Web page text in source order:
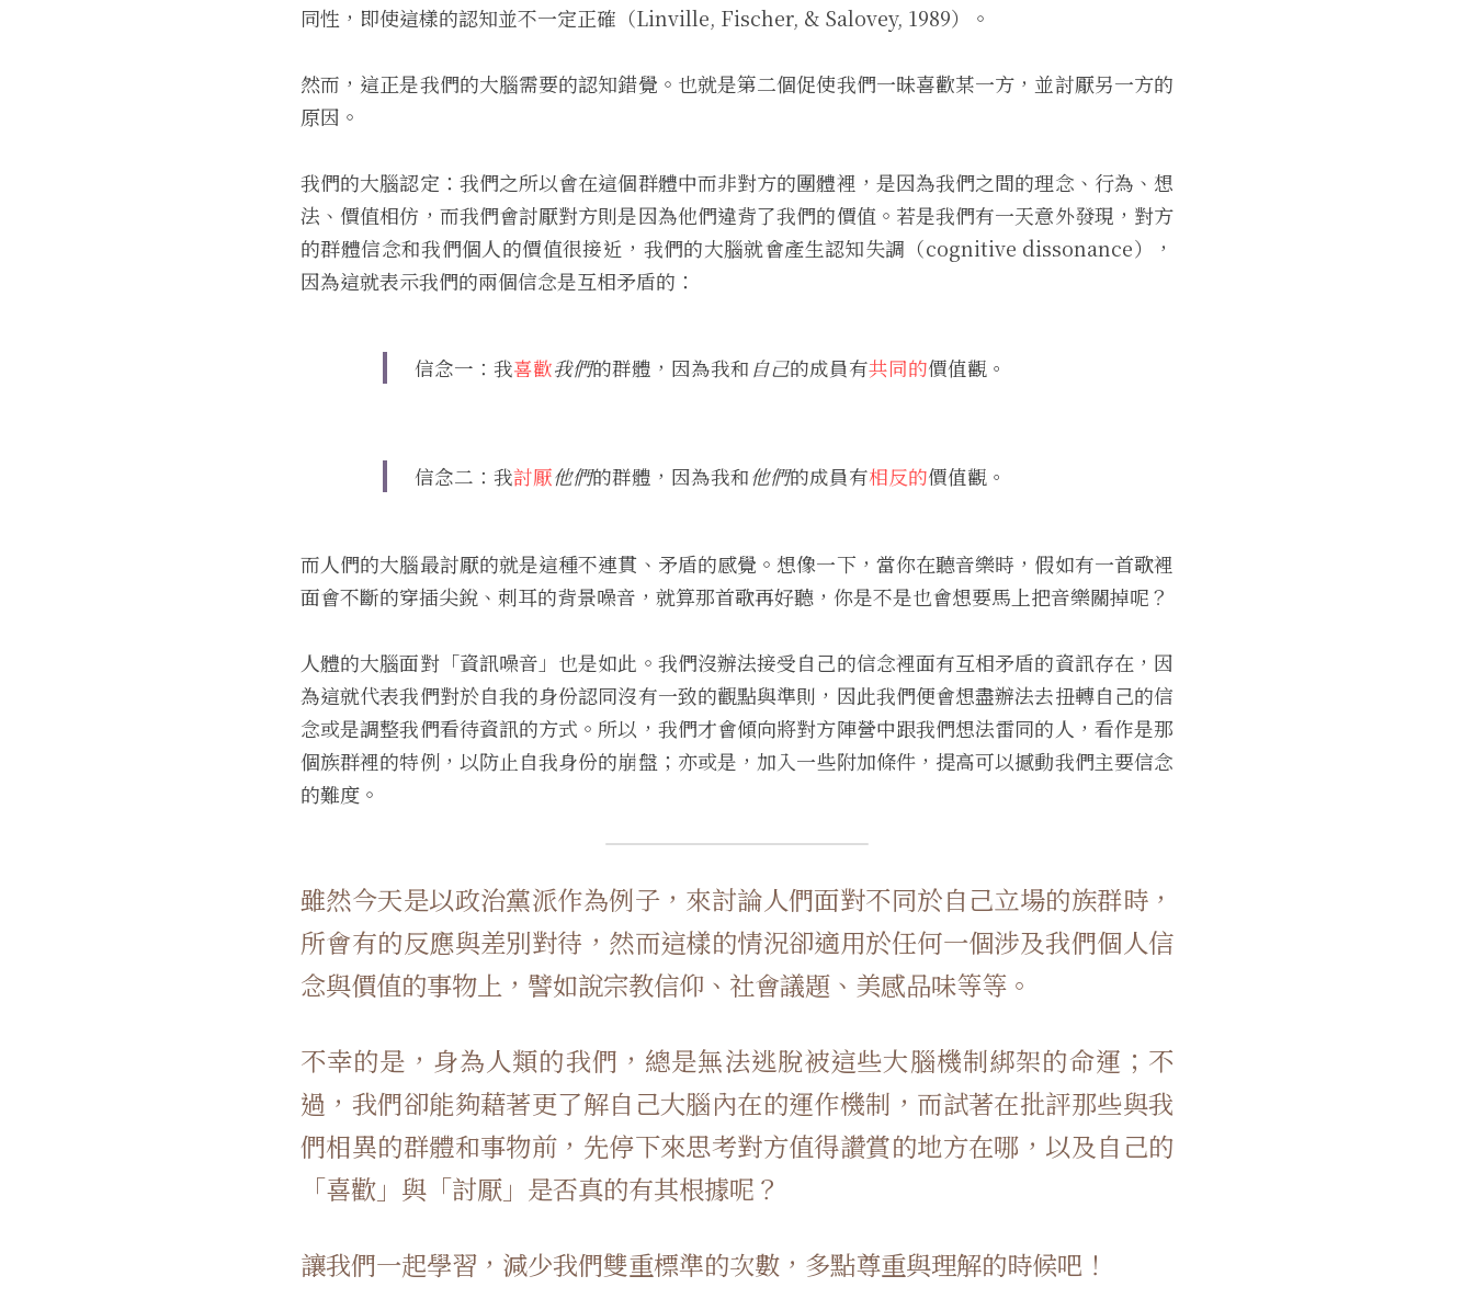
同性，即使這樣的認知並不一定正確（Linville, Fischer, & Salovey, 1989）。
然而，這正是我們的大腦需要的認知錯覺。也就是第二個促使我們一昧喜歡某一方，並討厭另一方的
原因。
我們的大腦認定：我們之所以會在這個群體中而非對方的團體裡，是因為我們之間的理念、行為、想
法、價值相仿，而我們會討厭對方則是因為他們違背了我們的價值。若是我們有一天意外發現，對方
的群體信念和我們個人的價值很接近，我們的大腦就會產生認知失調（cognitive dissonance），
因為這就表示我們的兩個信念是互相矛盾的：
信念一：我喜歡我們的群體，因為我和 自己的成員有共同的價值觀。
信念二：我討厭他們的群體，因為我和他們的成員有相反的價值觀。
而人們的大腦最討厭的就是這種不連貫、矛盾的感覺。想像一下，當你在聽音樂時，假如有一首歌裡
面會不斷的穿插尖銳、刺耳的背景噪音，就算那首歌再好聽，你是不是也會想要馬上把音樂關掉呢？
人體的大腦面對「資訊噪音」也是如此。我們沒辦法接受自己的信念裡面有互相矛盾的資訊存在，因
為這就代表我們對於自我的身份認同沒有一致的觀點與準則，因此我們便會想盡辦法去扭轉自己的信
念或是調整我們看待資訊的方式。所以，我們才會傾向將對方陣營中跟我們想法雷同的人，看作是那
個族群裡的特例，以防止自我身份的崩盤；亦或是，加入一些附加條件，提高可以撼動我們主要信念
的難度。
雖然今天是以政治黨派作為例子，來討論人們面對不同於自己立場的族群時，
所會有的反應與差別對待，然而這樣的情況卻適用於任何一個涉及我們個人信
念與價值的事物上，譬如說宗教信仰、社會議題、美感品味等等。
不幸的是，身為人類的我們，總是無法逃脫被這些大腦機制綁架的命運；不
過，我們卻能夠藉著更了解自己大腦內在的運作機制，而試著在批評那些與我
們相異的群體和事物前，先停下來思考對方值得讚賞的地方在哪，以及自己的
「喜歡」與「討厭」是否真的有其根據呢？
讓我們一起學習，減少我們雙重標準的次數，多點尊重與理解的時候吧！